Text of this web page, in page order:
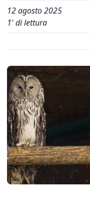
12 agosto 2025
1' di lettura